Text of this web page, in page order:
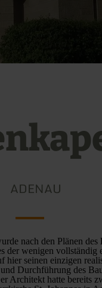
ADENAU
nach den Plänen des
der wenigen vollständig
hier seinen einzigen
Durchführung des
Architekt hatte bereits